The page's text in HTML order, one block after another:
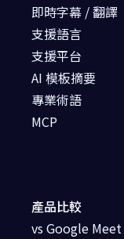
即時字幕 / 翻譯
支援語言
支援平台
AI 模板摘要
專業術語
MCP
產品比較
vs Google Meet